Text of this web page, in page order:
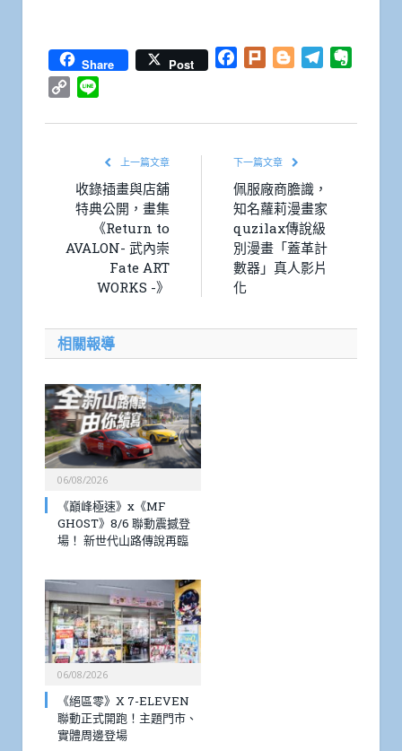
Share Post Facebook
Plurk BloggerTelegram
Copy
上一篇文章
收錄插畫與店舖
特典公開，畫集
《Return to
AVALON- 武內崇
Fate ART
WORKS -》
下一篇文章
佩服廠商膽識，
知名蘿莉漫畫家
quzilax傳說級
別漫畫「蓋革計
數器」真人影片
化
相關報導
06/08/2026
《巔峰極速》x《MF
GHOST》8/6 聯動震撼登
場！ 新世代山路傳說再臨
06/08/2026
《絕區零》X 7-ELEVEN
聯動正式開跑！主題門市、
實體周邊登場